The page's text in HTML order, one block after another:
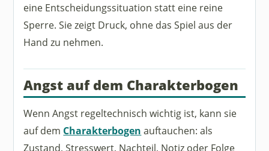
eine Entscheidungssituation statt eine reine
Sperre. Sie zeigt Druck, ohne das Spiel aus der
Hand zu nehmen.
Angst auf dem Charakterbogen
Wenn Angst regeltechnisch wichtig ist, kann sie
auf dem Charakterbogen auftauchen: als
Zustand, Stresswert, Nachteil, Notiz oder Folge